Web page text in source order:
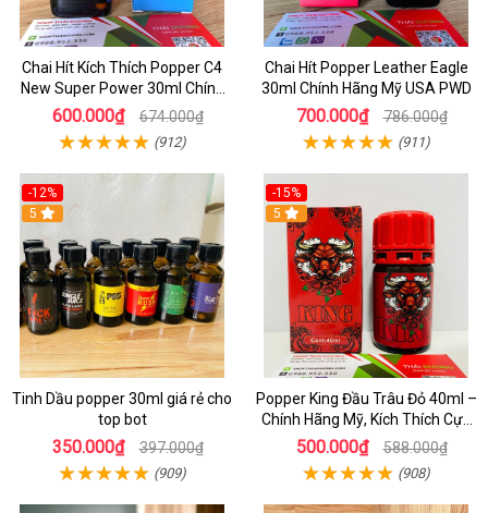
Chai Hít Kích Thích Popper C4
New Super Power 30ml Chính
Hãng Mỹ USA
600.000₫ 674.000₫
(912)
Chai Hít Popper Leather Eagle
30ml Chính Hãng Mỹ USA PWD
700.000₫ 786.000₫
(911)
-12%
5
Tinh Dầu popper 30ml giá rẻ cho
top bot
350.000₫ 397.000₫
(909)
-15%
5
Popper King Đầu Trâu Đỏ 40ml –
Chính Hãng Mỹ, Kích Thích Cực
Mạnh Cho Top & Bot
500.000₫ 588.000₫
(908)